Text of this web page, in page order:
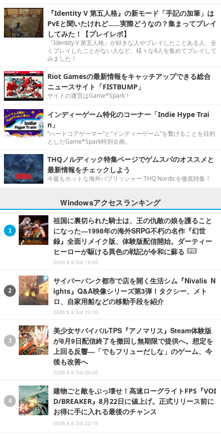
『Identity V 第五人格』の新モード「手記の加筆」は
PvEと聞いたけれど……実際どうなの？集まってプレイ
してみた！【プレイレポ】
『Identity V 第五人格』が好きな人やプレイしたことある人、全
くプレイしたことがない人など、様々な4人を集めてプレイして
みました！
Riot Gamesの最新情報をキャッチアップできる総合
ニュースサイト「FISTBUMP」
サイトの運営はGame*Spark！
インディーゲーム特化のコーナー「Indie Hype Trai
n」
“ハードコアゲーマー”と“インディーゲーム”を繋げることを目的
としたGame*Spark特別企画。
THQノルディック特集ページでゲムスパのオススメと
最新情報をチェックしよう
今最もホットな海外パブリッシャー THQ Nordicを徹底特集！
Windowsアクセスランキング
祖国に裏切られた騎士は、王の仇敵の娘を護ること
になった―1998年の海外SRPG不朽の名作『幻世
録』全面リメイク版、体験版配信開始。ダーティー
ヒーローが駆ける異色の戦記が令和に蘇る
PR
2026.8.8 Sat 18:00
サイバーパンク都市で店を開く生活シム『Nivalis N
ights』Q&A映像シリーズ第3弾！タクシー、メト
ロ、自家用船などの移動手段を紹介
2026.8.8 Sat 20:30
美少女サバイバルTPS『アノマリス』Steam体験版
が8月9日配信終了を撤回し無期限で提供へ。想定を
上回る反響―「でもフリューだしな」のゲーム、今
後も改善へ
2026.8.8 Sat 20:00
建物ごと敵をぶっ壊せ！高速ローグライトFPS『VOI
D/BREAKER』8月22日に値上げ。正式リリース前に
お得に手に入れる最後のチャンス
2026.8.8 Sat 22:15